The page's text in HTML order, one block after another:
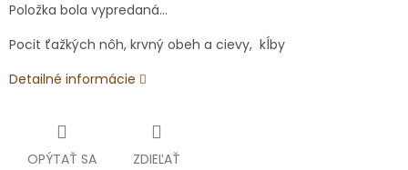
Položka bola vypredaná…
Pocit ťažkých nôh, krvný obeh a cievy, kĺby
Detailné informácie
OPÝTAŤ SA ZDIEĽAŤ